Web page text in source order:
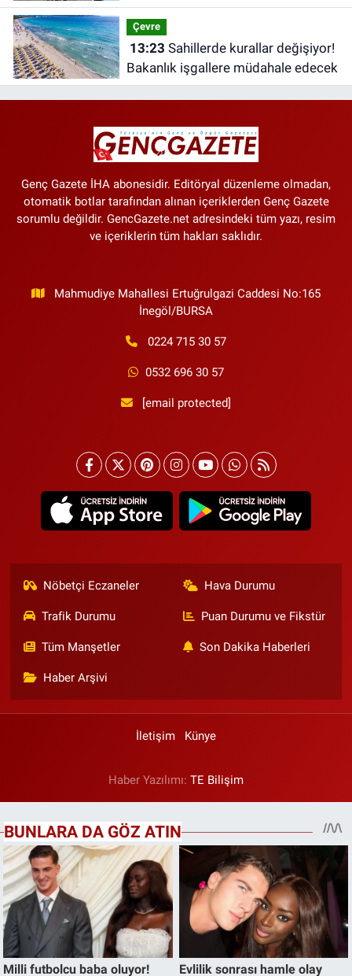
tarih
Çevre
13:23
Bakanlık işgallere müdahale edecek
Genç Gazete İHA abonesidir. Editöryal düzenleme olmadan,
otomatik botlar tarafından alınan içeriklerden Genç Gazete
sorumlu değildir. GencGazete.net adresindeki tüm yazı, resim
ve içeriklerin tüm hakları saklıdır.
Mahmudiye Mahallesi Ertuğrulgazi Caddesi No:165
İnegöl/BURSA
0224 715 30 57
0532 696 30 57
[email protected]
Nöbetçi Eczaneler Hava Durumu
Trafik Durumu Puan Durumu ve Fikstür
Tüm Manşetler Son Dakika Haberleri
Haber Arşivi
İletişim Künye
Haber Yazılımı: TE Bilişim